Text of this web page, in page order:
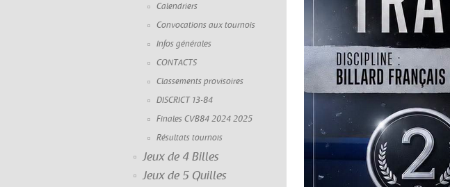
Calendriers
Convocations aux tournois
Infos générales
CONTACTS
Classements provisoires
DISCRICT 13-84
Finales CVB84 2024 2025
Résultats tournois
Jeux de 4 Billes
Jeux de 5 Quilles